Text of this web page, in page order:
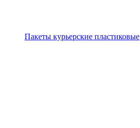
Пакеты курьерские пластиковые